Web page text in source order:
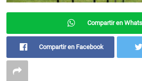
Compartir en
Compartir en Facebook